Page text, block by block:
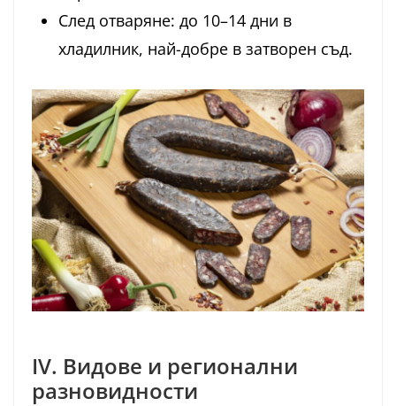
След отваряне: до 10–14 дни в
хладилник, най-добре в затворен съд.
IV. Видове и регионални
разновидности